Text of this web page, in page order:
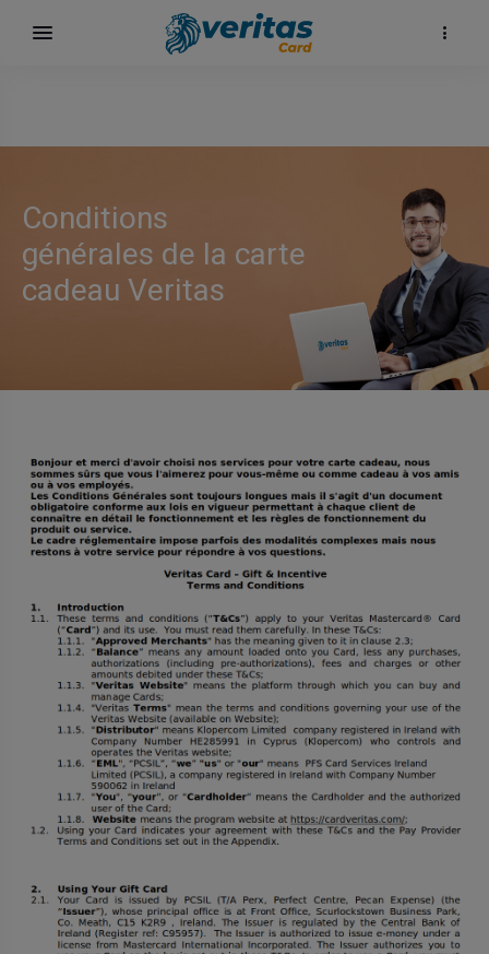
Conditions
générales de la carte
cadeau Veritas